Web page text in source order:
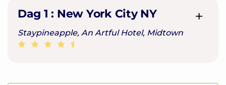
Dag 1 : New York City NY
Staypineapple, An Artful Hotel, Midtown